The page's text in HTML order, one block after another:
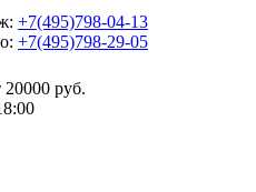
+7(495)798-04-13
+7(495)798-29-05
руб.